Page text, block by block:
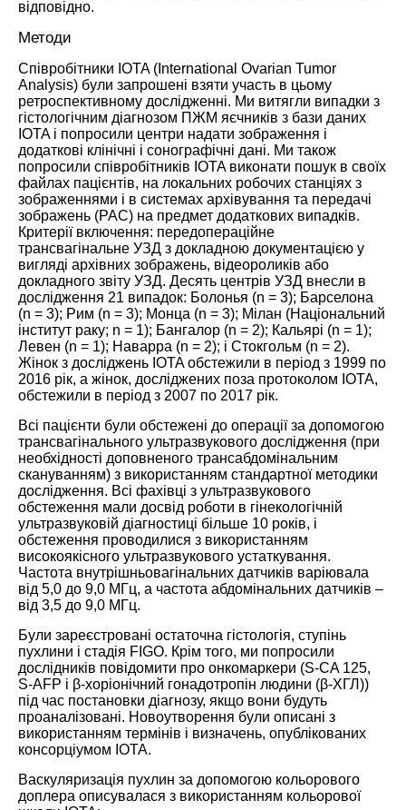
відповідно.
Методи
Співробітники IOTA (International Ovarian Tumor
Analysis) були запрошені взяти участь в цьому
ретроспективному дослідженні. Ми витягли випадки з
гістологічним діагнозом ПЖМ яєчників з бази даних
IOTA і попросили центри надати зображення і
додаткові клінічні і сонографічні дані. Ми також
попросили співробітників IOTA виконати пошук в своїх
файлах пацієнтів, на локальних робочих станціях з
зображеннями і в системах архівування та передачі
зображень (PAC) на предмет додаткових випадків.
Критерії включення: передопераційне
трансвагінальне УЗД з докладною документацією у
вигляді архівних зображень, відеороликів або
докладного звіту УЗД. Десять центрів УЗД внесли в
дослідження 21 випадок: Болонья (n = 3); Барселона
(n = 3); Рим (n = 3); Монца (n = 3); Мілан (Національний
інститут раку; n = 1); Бангалор (n = 2); Кальярі (n = 1);
Левен (n = 1); Наварра (n = 2); і Стокгольм (n = 2).
Жінок з досліджень IOTA обстежили в період з 1999 по
2016 рік, а жінок, досліджених поза протоколом IOTA,
обстежили в період з 2007 по 2017 рік.
Всі пацієнти були обстежені до операції за допомогою
трансвагінального ультразвукового дослідження (при
необхідності доповненого трансабдомінальним
скануванням) з використанням стандартної методики
дослідження. Всі фахівці з ультразвукового
обстеження мали досвід роботи в гінекологічній
ультразвуковій діагностиці більше 10 років, і
обстеження проводилися з використанням
високоякісного ультразвукового устаткування.
Частота внутрішньовагінальних датчиків варіювала
від 5,0 до 9,0 МГц, а частота абдомінальних датчиків –
від 3,5 до 9,0 МГц.
Були зареєстровані остаточна гістологія, ступінь
пухлини і стадія FIGO. Крім того, ми попросили
дослідників повідомити про онкомаркери (S-CA 125,
S-AFP і β-хоріонічний гонадотропін людини (β-ХГЛ))
під час постановки діагнозу, якщо вони будуть
проаналізовані. Новоутворення були описані з
використанням термінів і визначень, опублікованих
консорціумом IOTA.
Васкуляризація пухлин за допомогою кольорового
доплера описувалася з використанням кольорової